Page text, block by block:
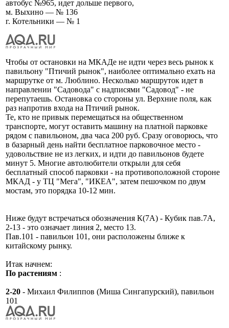
автобус №965, идет дольше первого,
м. Выхино — № 136
г. Котельники — № 1
Чтобы от остановки на МКАДе не идти через весь рынок к
павильону "Птичий рынок", наиболее оптимально ехать на
маршрутке от м. Люблино. Несколько маршруток идет в
направлении "Садовода" с надписями "Садовод" - не
перепутаешь. Остановка со стороны ул. Верхние поля, как
раз напротив входа на Птичий рынок.
Те, кто не привык перемещаться на общественном
транспорте, могут оставить машину на платной парковке
рядом с павильоном, два часа 200 руб. Сразу оговорюсь, что
в базарный день найти бесплатное парковочное место -
удовольствие не из легких, и идти до павильонов будете
минут 5. Многие автолюбители открыли для себя
бесплатный способ парковки - на противоположной стороне
МКАД - у ТЦ "Мега", "ИКЕА", затем пешочком по двум
мостам, это порядка 10-12 мин.
Ниже будут встречаться обозначения К(7А) - Кубик пав.7А,
2-13 - это означает линия 2, место 13.
Пав.101 - павильон 101, они расположены ближе к
китайскому рынку.
Итак начнем:
По растениям :
2-20 - Михаил Филиппов (Миша Сингапурский), павильон
101